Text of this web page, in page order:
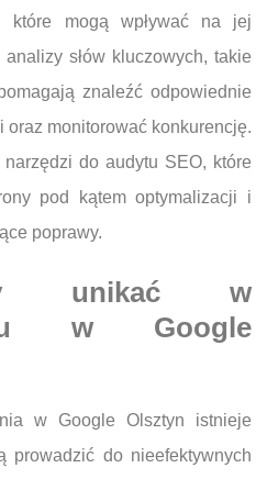
które mogą wpływać na jej
słów kluczowych, takie
znaleźć odpowiednie
oraz monitorować konkurencję.
do audytu SEO, które
pod kątem optymalizacji i
poprawy.
unikać w
w Google
w Google Olsztyn istnieje
prowadzić do nieefektywnych